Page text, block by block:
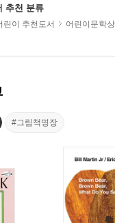
추천 분류
린이 추천도서 어린이문학
#그림책명장